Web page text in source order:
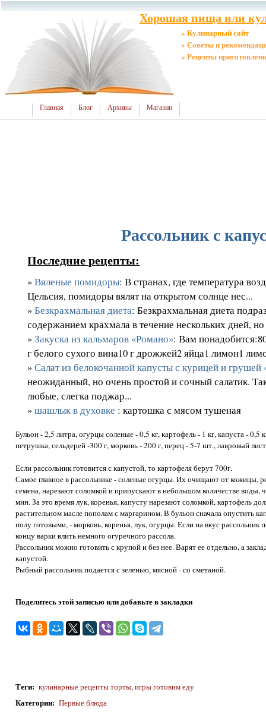
Хорошая пища или
» Кулинарный сайт
» Советы и
» Рецепты
Главная Блог Архивы Магазин
Рассольник с
Последние рецепты:
»Вяленые помидоры: В странах, где температура
Цельсия, помидоры вялят на открытом солнце нес...
»Безкрахмальная диета: Безкрахмальная диета
содержанием крахмала в течение нескольких дней,
»Закуска из кальмаров «Романо»: Вам
г белого сухого вина10 г дрожжей2 яйца1 лимон1
»Салат из белокочанной капусты с курицей и грушей
неожиданный, но очень простой и сочный салатик.
любые, слегка поджар...
»шашлык в духовке : картошка с мясом тушеная
Бульон - 2,5 литра, огурцы соленые - 0,5 кг, картофель - 1 кг, капуста - 0,5
петрушка, сельдерей -300 г, морковь - 200 г, перец - 5-7 шт., лавровый
Если рассольник готовится с капустой, то картофеля берут 700г.
Самое главное в рассольнике - соленые огурцы. Их очищают от кожицы,
семена, нарезают соломкой и припускают в небольшом количестве воды,
мин. За это время лук, коренья, капусту нарезают соломкой, картофель
растительном масле пополам с маргарином. В бульон сначала опустить
полу готовыми, - морковь, коренья, лук, огурцы. Если на вкус
концу варки влить немного огуречного рассола.
Рассольник можно готовить с крупой и без нее. Варят ее отдельно, а
капустой.
Рыбный рассольник подается с зеленью, мясной - со сметаной.
Поделитесь этой записью или добавьте в закладки
Теги: кулинарные рецепты торты,игры готовим еду
Категории: Первые блюда